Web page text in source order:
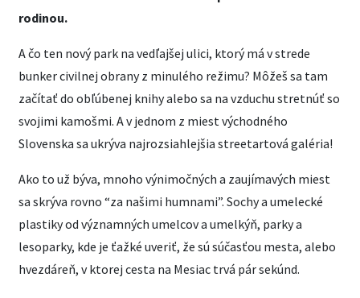
rodinou.
A čo ten nový park na vedľajšej ulici, ktorý má v strede
bunker civilnej obrany z minulého režimu? Môžeš sa tam
začítať do obľúbenej knihy alebo sa na vzduchu stretnúť so
svojimi kamošmi. A v jednom z miest východného
Slovenska sa ukrýva najrozsiahlejšia streetartová galéria!
Ako to už býva, mnoho výnimočných a zaujímavých miest
sa skrýva rovno “za našimi humnami”. Sochy a umelecké
plastiky od významných umelcov a umelkýň, parky a
lesoparky, kde je ťažké uveriť, že sú súčasťou mesta, alebo
hvezdáreň, v ktorej cesta na Mesiac trvá pár sekúnd.